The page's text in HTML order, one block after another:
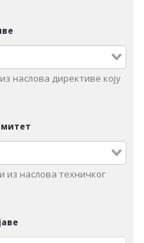
наслова директиве коју
из наслова техничког